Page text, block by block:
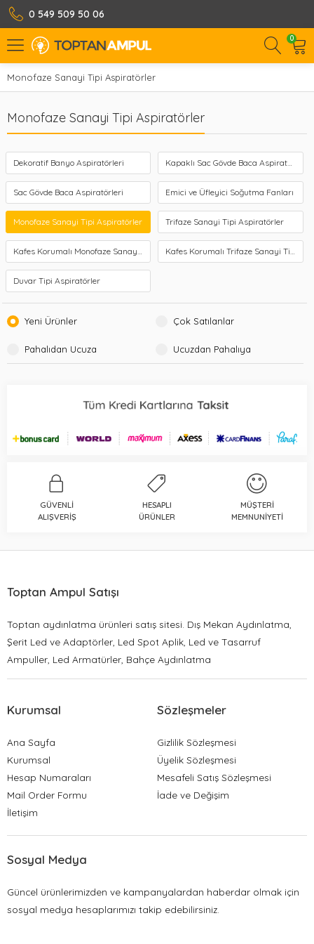
0 549 509 50 06
0
Monofaze Sanayi Tipi Aspiratörler
Monofaze Sanayi Tipi Aspiratörler
Dekoratif Banyo Aspiratörleri Kapaklı Sac Gövde Baca Aspiratörleri
Sac Gövde Baca Aspiratörleri Emici ve Üfleyici Soğutma Fanları
Monofaze Sanayi Tipi Aspiratörler Trifaze Sanayi Tipi Aspiratörler
Kafes Korumalı Monofaze Sanayi Tipi Aspiratörler Kafes Korumalı Trifaze Sanayi Tipi Aspiratörler
Duvar Tipi Aspiratörler
Yeni Ürünler Çok Satılanlar
Pahalıdan Ucuza Ucuzdan Pahalıya
GÜVENLI
ALIŞVERIŞ
HESAPLI
ÜRÜNLER
MÜŞTERI
MEMNUNIYETI
Toptan Ampul Satışı
Toptan aydınlatma ürünleri satış sitesi. Dış Mekan Aydınlatma,
Şerit Led ve Adaptörler, Led Spot Aplik, Led ve Tasarruf
Ampuller, Led Armatürler, Bahçe Aydınlatma
Kurumsal
Ana Sayfa
Kurumsal
Hesap Numaraları
Mail Order Formu
İletişim
Sözleşmeler
Gizlilik Sözleşmesi
Üyelik Sözleşmesi
Mesafeli Satış Sözleşmesi
İade ve Değişim
Sosyal Medya
Güncel ürünlerimizden ve kampanyalardan haberdar olmak için
sosyal medya hesaplarımızı takip edebilirsiniz.